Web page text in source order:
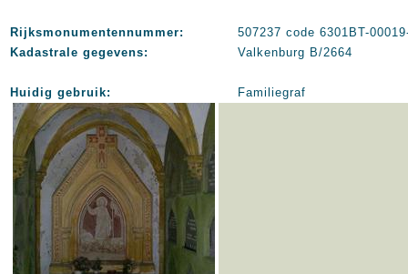
Rijksmonumentennummer:
507237 code 6301BT-
Kadastrale gegevens:
Valkenburg B/2664
Huidig gebruik: Familiegraf